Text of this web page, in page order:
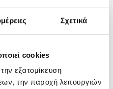
Σχετικά
cookies
εξατομίκευση
την παροχή λειτουργιών
πρέπει να μεριμνά για
υπηρεσία πρωτοκόλλου
Παρακαλείται να
για την αποστολή